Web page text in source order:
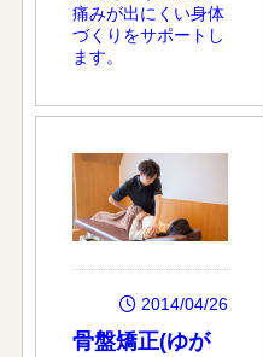
痛みが出にくい身体
づくりをサポートし
ます。
2014/04/26
骨盤矯正(ゆが